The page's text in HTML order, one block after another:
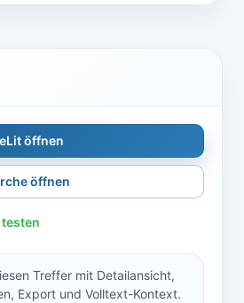
öffnen
öffnen
Treffer mit Detailansicht,
Export und Volltext-Kontext.